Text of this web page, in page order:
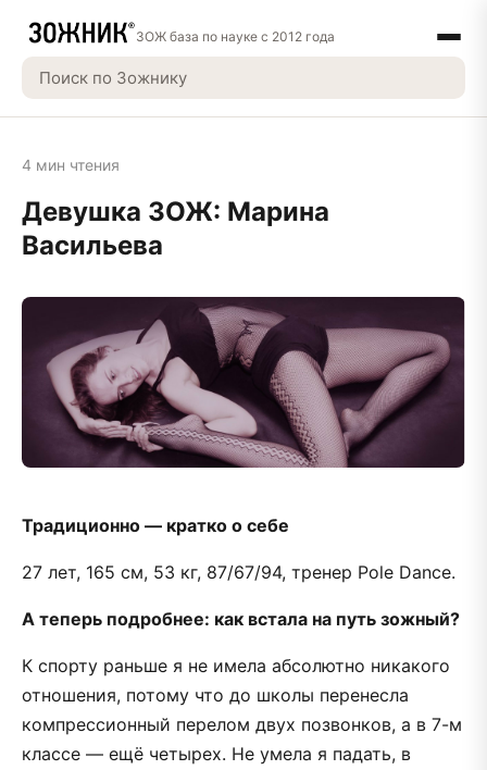
ЗОЖ база по науке с 2012 года
4 мин чтения
Девушка ЗОЖ: Марина
Васильева
Традиционно — кратко о себе
27 лет, 165 см, 53 кг, 87/67/94, тренер Pole Dance.
А теперь подробнее: как встала на путь зожный?
К спорту раньше я не имела абсолютно никакого
отношения, потому что до школы перенесла
компрессионный перелом двух позвонков, а в 7-м
классе — ещё четырех. Не умела я падать, в